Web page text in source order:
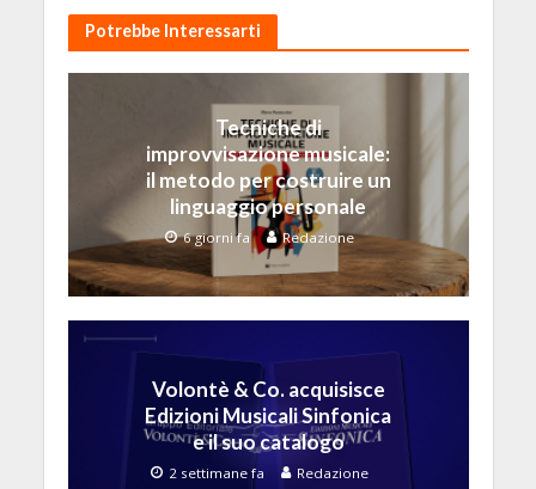
Potrebbe Interessarti
Tecniche di
improvvisazione musicale:
il metodo per costruire un
linguaggio personale
6 giorni fa Redazione
Volontè & Co. acquisisce
Edizioni Musicali Sinfonica
e il suo catalogo
2 settimane fa Redazione